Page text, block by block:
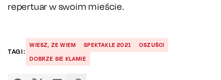
repertuar w swoim mieście.
TAGI:
WIESZ, ZE WIEM SPEKTAKLE 2021
OSZUŚCI
DOBRZE SIE KLAMIE